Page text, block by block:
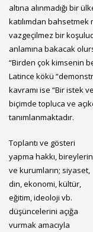
altına alınmadığı bir
katılımdan
vazgeçilmez bir
anlamına bakacak
“Birden çok kimsenin
Latince kökü
kavramı ise “Bir istek
biçimde topluca ve
tanımlanmaktadır.
Toplantı ve gösteri
yapma hakkı, bireylerin
ve kurumların; siyaset,
din, ekonomi, kültür,
eğitim, ideoloji vb.
düşüncelerini açığa
vurmak amacıyla